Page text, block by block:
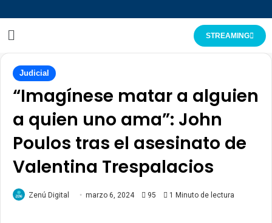
STREAMING
Judicial
“Imagínese matar a alguien
a quien uno ama”: John
Poulos tras el asesinato de
Valentina Trespalacios
Zenú Digital marzo 6, 2024 95 1 Minuto de lectura